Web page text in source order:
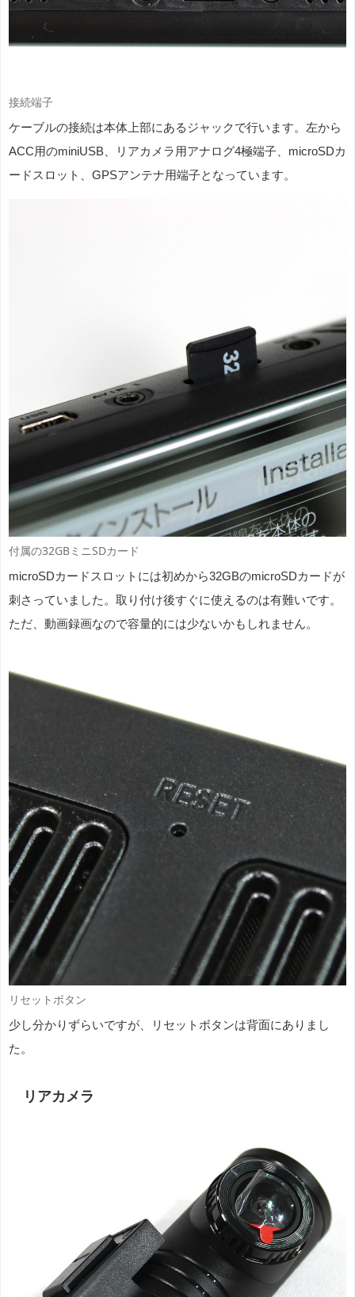
接続端子
ケーブルの接続は本体上部にあるジャックで行います。左から
ACC用のminiUSB、リアカメラ用アナログ4極端子、microSDカ
ードスロット、GPSアンテナ用端子となっています。
付属の32GBミニSDカード
microSDカードスロットには初めから32GBのmicroSDカードが
刺さっていました。取り付け後すぐに使えるのは有難いです。
ただ、動画録画なので容量的には少ないかもしれません。
リセットボタン
少し分かりずらいですが、リセットボタンは背面にありまし
た。
リアカメラ